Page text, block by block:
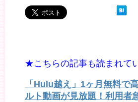
★こちらの記事も読まれて
「Hulu越え」1ヶ月無料で
ルト動画が見放題！利用者